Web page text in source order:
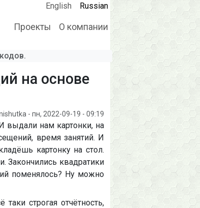
English Russian
Main navigation
Проекты О компании
на основе
- пн, 2022-09-19 - 09:19
выдали нам картонки, на
время занятий. И
картонку на стол.
Закончились квадратики
поменялось? Ну можно
строгая отчётность,